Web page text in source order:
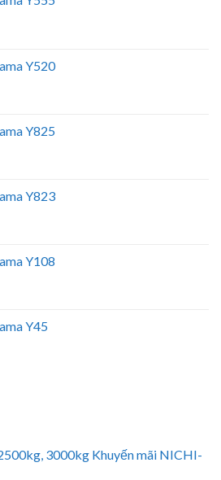
Y520
Y825
Y823
Y108
Y45
3000kg Khuyến mãi NICHI-